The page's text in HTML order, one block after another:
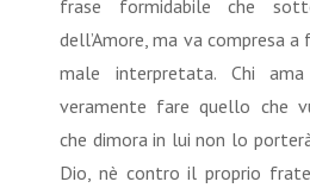
frase formidabile che
dell’Amore, ma va compresa
male interpretata. Chi
veramente fare quello che
che dimora in lui non lo
Dio, nè contro il proprio